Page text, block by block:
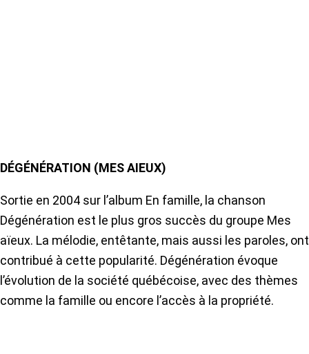
DÉGÉNÉRATION (MES AIEUX)
Sortie en 2004 sur l’album En famille, la chanson
Dégénération est le plus gros succès du groupe Mes
aïeux. La mélodie, entêtante, mais aussi les paroles, ont
contribué à cette popularité. Dégénération évoque
l’évolution de la société québécoise, avec des thèmes
comme la famille ou encore l’accès à la propriété.